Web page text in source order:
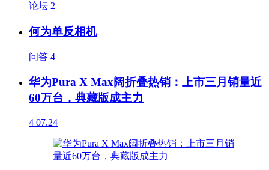
论坛 2
何为单反相机
问答 4
华为Pura X Max阔折叠热销：上市三月销量近
60万台，典藏版成主力
4 07.24